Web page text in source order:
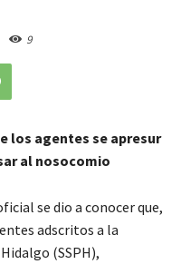
9
los agentes se apresur
al nosocomio
se dio a conocer que,
adscritos a la
(SSPH),